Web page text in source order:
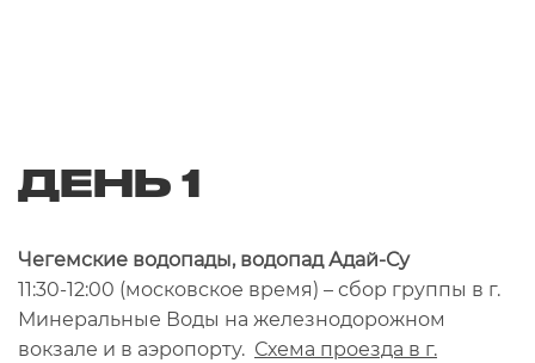
ДЕНЬ 1
Чегемские водопады, водопад Адай-Су
11:30-12:00 (московское время) – сбор группы в г.
Минеральные Воды на железнодорожном
вокзале и в аэропорту. Схема проезда в г.